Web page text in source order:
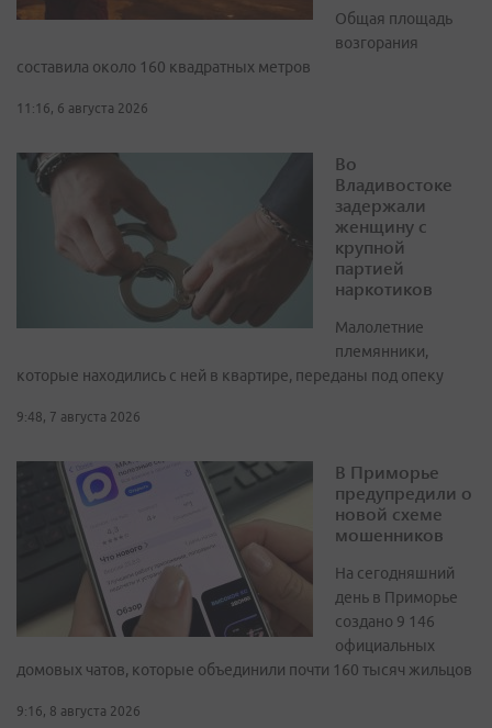
Общая площадь
возгорания
составила около 160 квадратных метров
11:16, 6 августа 2026
Во
Владивостоке
задержали
женщину с
крупной
партией
наркотиков
Малолетние
племянники,
которые находились с ней в квартире, переданы под опеку
9:48, 7 августа 2026
В Приморье
предупредили о
новой схеме
мошенников
На сегодняшний
день в Приморье
создано 9 146
официальных
домовых чатов, которые объединили почти 160 тысяч жильцов
9:16, 8 августа 2026